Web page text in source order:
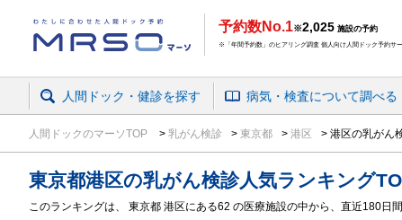
予約数No.1※2,025 施設の予約
※「年間予約数」のヒアリング調査 個人向け人間ドック予約サ
人間ドック・健診を探す 病気・検査について調べる
人間ドックのマーソTOP 乳がん検診 東京都 港区 港区の乳がん
東京都港区の乳がん検診人気ランキング
このランキングは、 東京都 港区にある62 の医療施設の中から、直近180日